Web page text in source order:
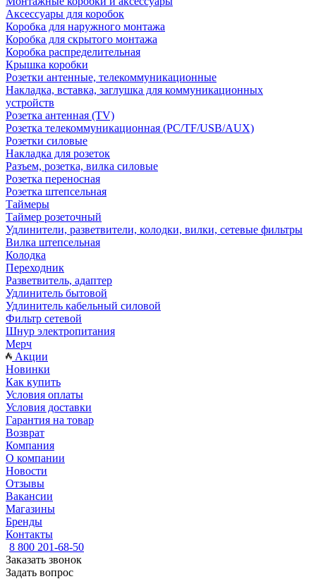
Аксессуары для коробок
Коробка для наружного монтажа
Коробка для скрытого монтажа
Коробка распределительная
Крышка коробки
Розетки антенные, телекоммуникационные
Накладка, вставка, заглушка для коммуникационных
устройств
Розетка антенная (TV)
Розетка телекоммуникационная (PC/TF/USB/AUX)
Розетки силовые
Накладка для розеток
Разъем, розетка, вилка силовые
Розетка переносная
Розетка штепсельная
Таймеры
Таймер розеточный
Удлинители, разветвители, колодки, вилки, сетевые фильтры
Вилка штепсельная
Колодка
Переходник
Разветвитель, адаптер
Удлинитель бытовой
Удлинитель кабельный силовой
Фильтр сетевой
Шнур электропитания
Мерч
Акции
Новинки
Как купить
Условия оплаты
Условия доставки
Гарантия на товар
Возврат
Компания
О компании
Новости
Отзывы
Вакансии
Магазины
Бренды
Контакты
8 800 201-68-50
Заказать звонок
Задать вопрос